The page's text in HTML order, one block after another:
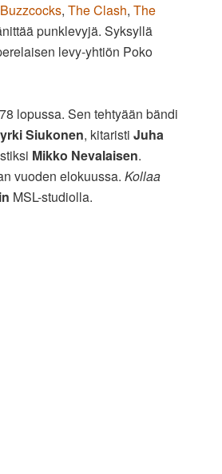
Buzzcocks, The Clash, The
punklevyjä. Syksyllä
levy-yhtiön Poko
lopussa. Sen tehtyään bändi
Siukonen, kitaristi Juha
Mikko Nevalaisen.
vuoden elokuussa. Kollaa
MSL-studiolla.